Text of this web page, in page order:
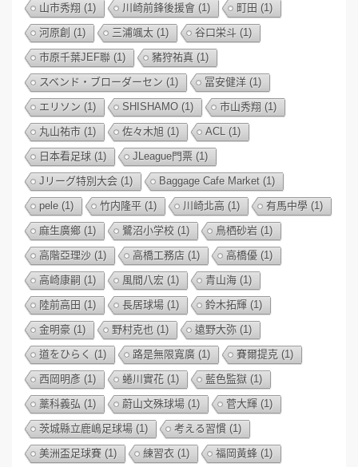
山市秀翔 (1) 川崎前鋒後援會 (1) 町田 (1)
河原創 (1) 三浦颯太 (1) 谷口栄斗 (1)
市原千葉JEF聯 (1) 豬狩祐真 (1)
スベンド・ブローダーセン (1) 冨安健洋 (1)
エリソン (1) SHISHAMO (1) 市山秀翔 (1)
丸山祐市 (1) 佐々木旭 (1) ACL (1)
日本看足球 (1) JLeague門票 (1)
Jリーグ特別大会 (1) Baggage Cafe Market (1)
pele (1) 竹内隆平 (1) 川崎北高 (1) 有馬中學 (1)
麻生廣鄉 (1) 鷺沼小学校 (1) 鳥栖砂岩 (1)
高階亞理沙 (1) 高橋工務店 (1) 高橋優 (1)
高崎康嗣 (1) 風間八宏 (1) 青山海 (1)
陸前高田 (1) 長居球場 (1) 鈴木拓輝 (1)
金明豪 (1) 野村克也 (1) 遠野大弥 (1)
道をひらく (1) 路是無限寬廣 (1) 賽爾提克 (1)
西岡明彥 (1) 蜷川實花 (1) 藍色監獄 (1)
藁科義弘 (1) 蔚山文殊球場 (1) 菅大輝 (1)
茨城縣立鹿嶋足球場 (1) 考える習慣 (1)
美洲盃足球賽 (1) 練習衣 (1) 福岡黃蜂 (1)